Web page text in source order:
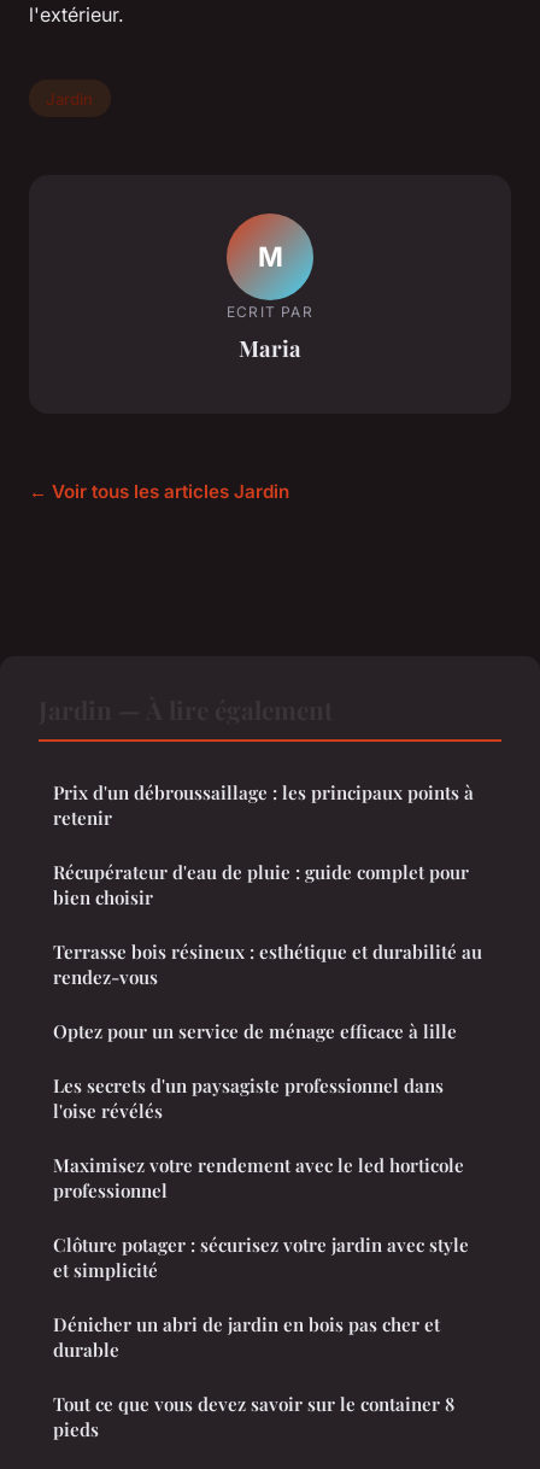
l'extérieur.
Jardin
M
ECRIT PAR
Maria
← Voir tous les articles Jardin
Prix d'un débroussaillage : les principaux points à
retenir
Récupérateur d'eau de pluie : guide complet pour
bien choisir
Terrasse bois résineux : esthétique et durabilité au
rendez-vous
Optez pour un service de ménage efficace à lille
Les secrets d'un paysagiste professionnel dans
l'oise révélés
Maximisez votre rendement avec le led horticole
professionnel
Clôture potager : sécurisez votre jardin avec style
et simplicité
Dénicher un abri de jardin en bois pas cher et
durable
Tout ce que vous devez savoir sur le container 8
pieds